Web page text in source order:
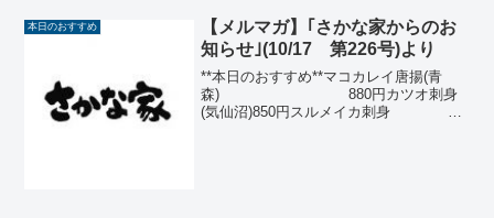
1,500円)1,620円大粒アサリ酒蒸し
(税...
本日のおすすめ
【メルマガ】｢さかな家からのお
知らせ｣(10/17 第226号)より
**本日のおすすめ**マコカレイ唐揚(青
森) 880円カツオ刺身
(気仙沼)850円スルメイカ刺身